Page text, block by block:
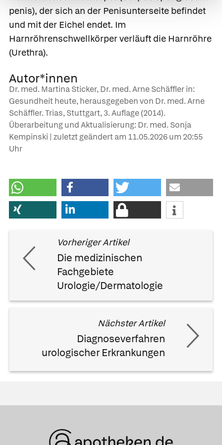
penis), der sich an der Penisunterseite befindet
und mit der Eichel endet. Im
Harnröhrenschwellkörper verläuft die Harnröhre
(Urethra).
Autor*innen
Dr. med. Martina Sticker, Dr. med. Arne Schäffler in:
Gesundheit heute, herausgegeben von Dr. med. Arne
Schäffler. Trias, Stuttgart, 3. Auflage (2014).
Überarbeitung und Aktualisierung: Dr. med. Sonja
Kempinski | zuletzt geändert am 11.05.2026um 20:55
Uhr
Vorheriger Artikel
Die medizinischen
Fachgebiete
Urologie/Dermatologie
Nächster Artikel
Diagnoseverfahren
urologischer Erkrankungen